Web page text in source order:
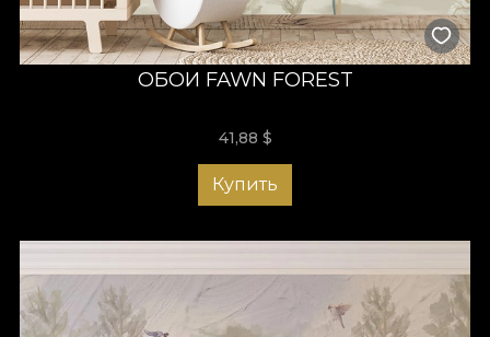
ОБОИ FAWN FOREST
41,88 $
Купить